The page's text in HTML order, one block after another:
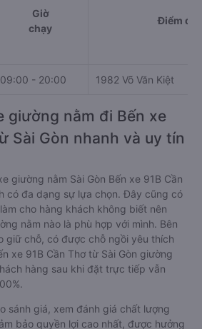
Giờ
chạy
Điểm đi
09:00 - 20:00 1982 Võ Văn Kiệt
giường nằm đi Bến xe
Sài Gòn nhanh và uy tín
giường nằm Sài Gòn Bến xe 91B Cần
có đa dạng sự lựa chọn. Đây cũng có
cho hàng khách không biết nên
nằm nào là phù hợp với mình. Bên
giữ chỗ, có được chỗ ngồi yêu thích
xe 91B Cần Thơ từ Sài Gòn giường
hàng sau khi đặt trực tiếp vẫn
sánh giá, xem đánh giá chất lượng
bảo quyền lợi cao nhất, được hưởng